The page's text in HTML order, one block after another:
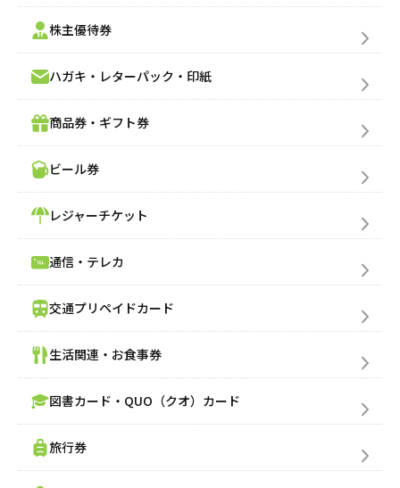
株主優待券
ハガキ・レターパック・印紙
商品券・ギフト券
ビール券
レジャーチケット
通信・テレカ
交通プリペイドカード
生活関連・お食事券
図書カード・QUO（クオ）カード
旅行券